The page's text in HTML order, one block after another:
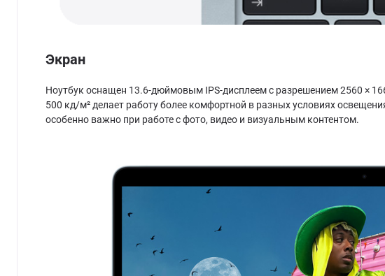
Экран
Ноутбук оснащен 13.6-дюймовым IPS-дисплеем с разрешением 2560 ×
500 кд/м² делает работу более комфортной в разных условиях
особенно важно при работе с фото, видео и визуальным контентом.